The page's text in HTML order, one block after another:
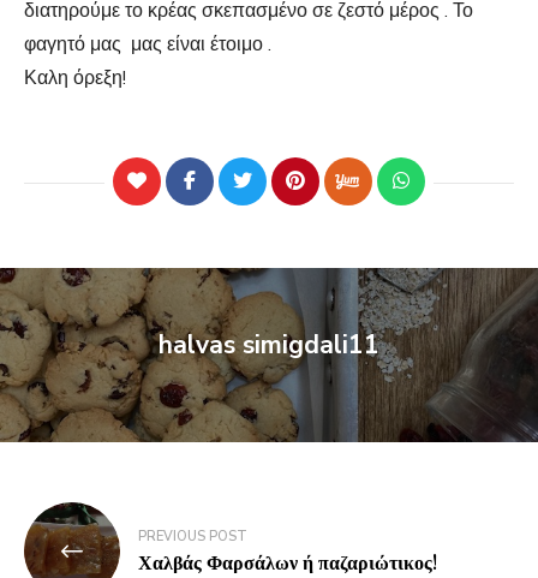
διατηρούμε το κρέας σκεπασμένο σε ζεστό μέρος . Το
φαγητό μας μας είναι έτοιμο .
Καλη όρεξη!
halvas simigdali11
PREVIOUS POST
Χαλβάς Φαρσάλων ή παζαριώτικος!